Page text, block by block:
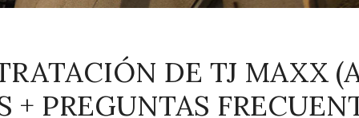
DE TJ MAXX
+ PREGUNTAS